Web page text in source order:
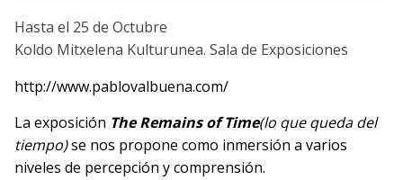
Entrar
Hasta el 25 de Octubre
Koldo Mitxelena Kulturunea. Sala de Exposiciones
http://www.pablovalbuena.com/
La exposición The Remains ofTime(lo que queda del
tiempo)se nos propone como inmersión a varios
niveles de percepción y comprensión.